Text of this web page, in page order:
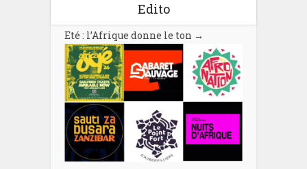
Edito
Eté : l’Afrique donne le ton →